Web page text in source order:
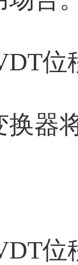
换器